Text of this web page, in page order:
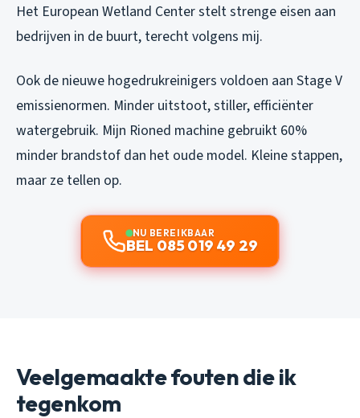
Het European Wetland Center stelt strenge eisen aan
bedrijven in de buurt, terecht volgens mij.
Ook de nieuwe hogedrukreinigers voldoen aan Stage V
emissienormen. Minder uitstoot, stiller, efficiënter
watergebruik. Mijn Rioned machine gebruikt 60%
minder brandstof dan het oude model. Kleine stappen,
maar ze tellen op.
NU BEREIKBAAR
BEL 085 019 49 29
Veelgemaakte fouten die ik
tegenkom